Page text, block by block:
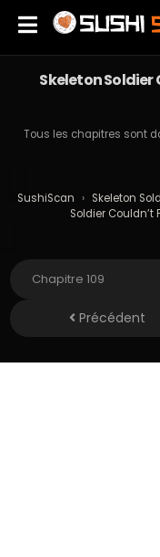
Skeleton Soldier
Tous les chapitres sont
SushiScan › Skeleton
Soldier Couldn’t
Précédent